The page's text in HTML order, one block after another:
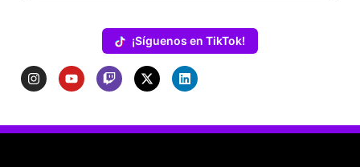
¡Síguenos en TikTok!